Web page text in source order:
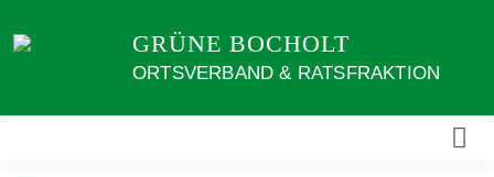
zum
GRÜNE BOCHOLT
ORTSVERBAND & RATSFRAKTION